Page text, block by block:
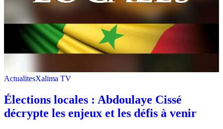
ActualitesXalima TV
Élections locales : Abdoulaye Cissé
décrypte les enjeux et les défis à venir